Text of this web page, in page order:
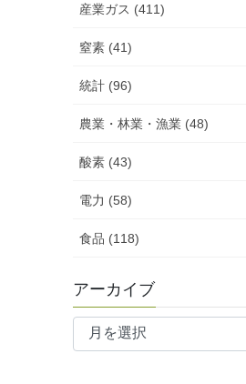
産業ガス (411)
窒素 (41)
統計 (96)
農業・林業・漁業 (48)
酸素 (43)
電力 (58)
食品 (118)
アーカイブ
ア